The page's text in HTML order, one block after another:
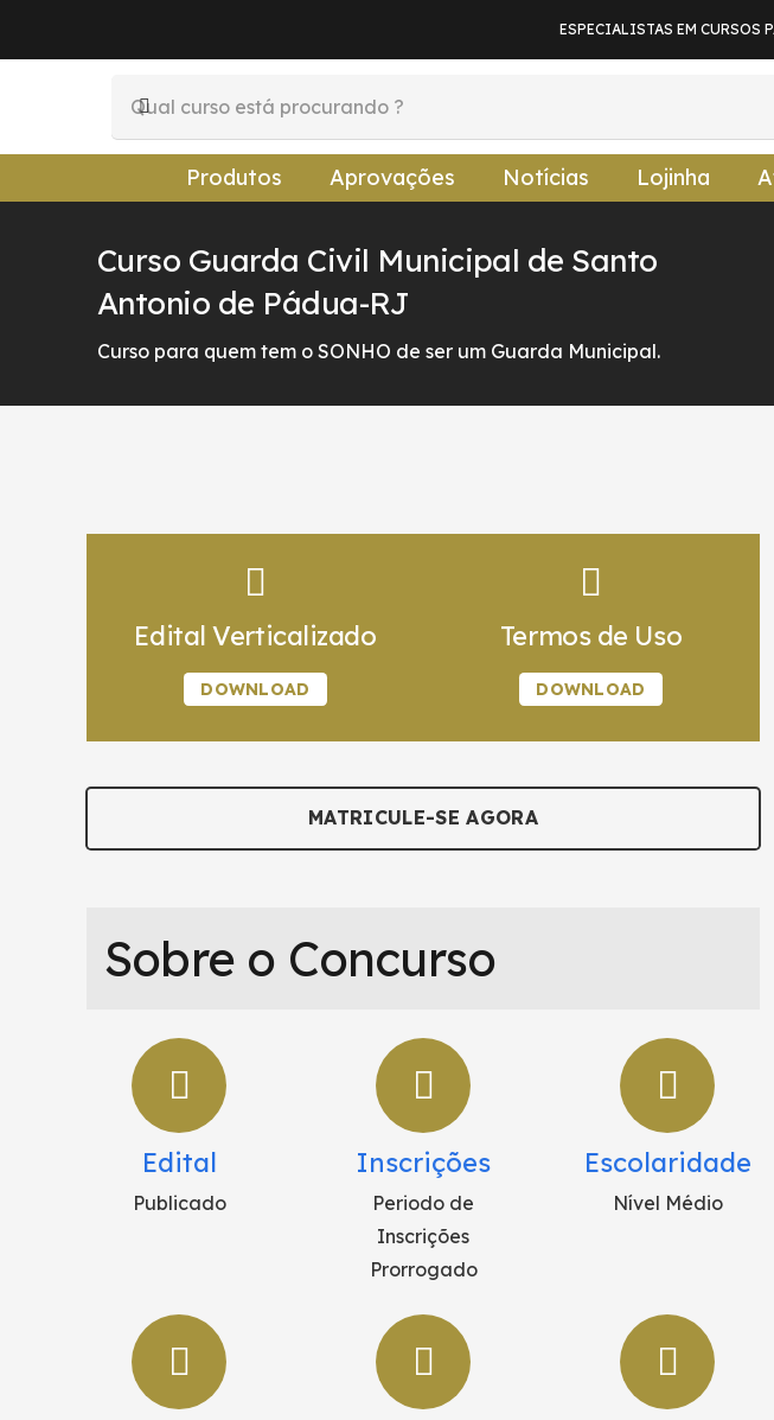
ESPECIALISTAS EM CURSOS
Produtos Aprovações Notícias Lojinha
Curso Guarda Civil Municipal de Santo
Antonio de Pádua-RJ
Curso para quem tem o SONHO de ser um Guarda Municipal.
Edital Verticalizado
DOWNLOAD
Termos de Uso
DOWNLOAD
MATRICULE-SE AGORA
Sobre o Concurso
Edital
Publicado
Inscrições
Periodo de
Inscrições
Prorrogado
Escolaridade
Nível Médio